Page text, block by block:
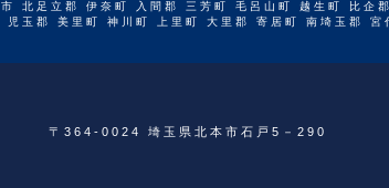
北足立郡 伊奈町 入間郡 三芳町 毛呂山町 越生町 比企
玉郡 美里町 神川町 上里町 大里郡 寄居町 南埼玉郡 宮
〒364-0024 埼玉県北本市石戸5－290